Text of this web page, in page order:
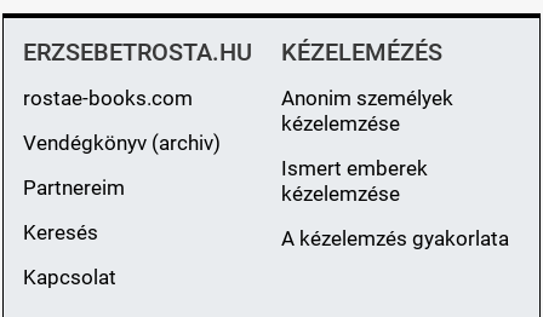
ERZSEBETROSTA.HU
rostae-books.com
Vendégkönyv (archiv)
Partnereim
Keresés
Kapcsolat
KÉZELEMÉZÉS
Anonim személyek
kézelemzése
Ismert emberek
kézelemzése
A kézelemzés gyakorlata